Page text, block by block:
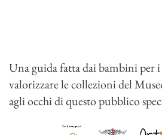
Una guida fatta dai bambini per
valorizzare le collezioni del
agli occhi di questo pubblico